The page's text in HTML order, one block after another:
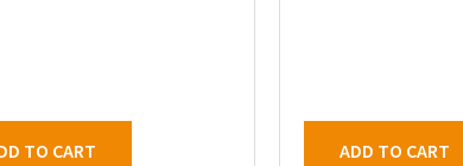
TO CART ADD TO CART